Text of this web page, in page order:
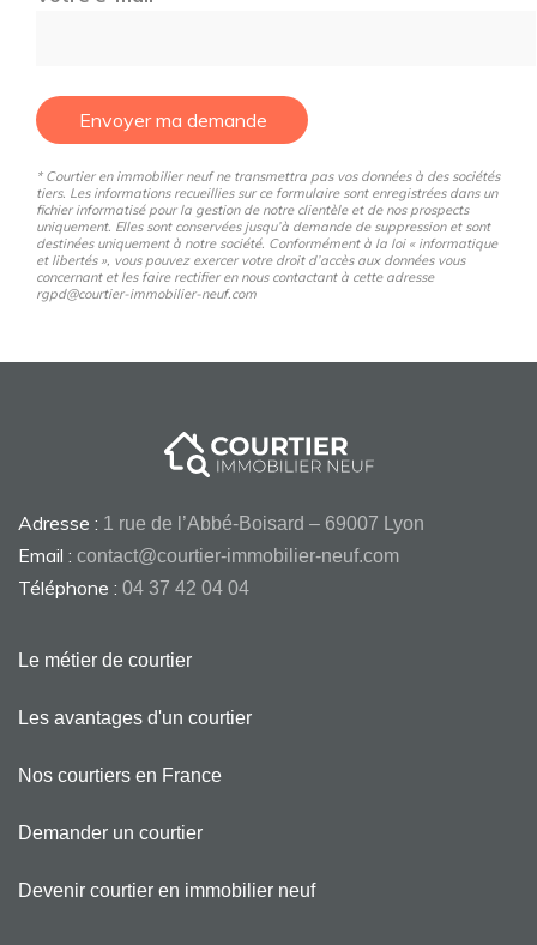
Envoyer ma demande
* Courtier en immobilier neuf ne transmettra pas vos données à des sociétés
tiers. Les informations recueillies sur ce formulaire sont enregistrées dans un
fichier informatisé pour la gestion de notre clientèle et de nos prospects
uniquement. Elles sont conservées jusqu’à demande de suppression et sont
destinées uniquement à notre société. Conformément à la loi « informatique
et libertés », vous pouvez exercer votre droit d’accès aux données vous
concernant et les faire rectifier en nous contactant à cette adresse
rgpd@courtier-immobilier-neuf.com
Adresse : 1 rue de l’Abbé-Boisard – 69007 Lyon
Email : contact@courtier-immobilier-neuf.com
Téléphone : 04 37 42 04 04
Le métier de courtier
Les avantages d'un courtier
Nos courtiers en France
Demander un courtier
Devenir courtier en immobilier neuf